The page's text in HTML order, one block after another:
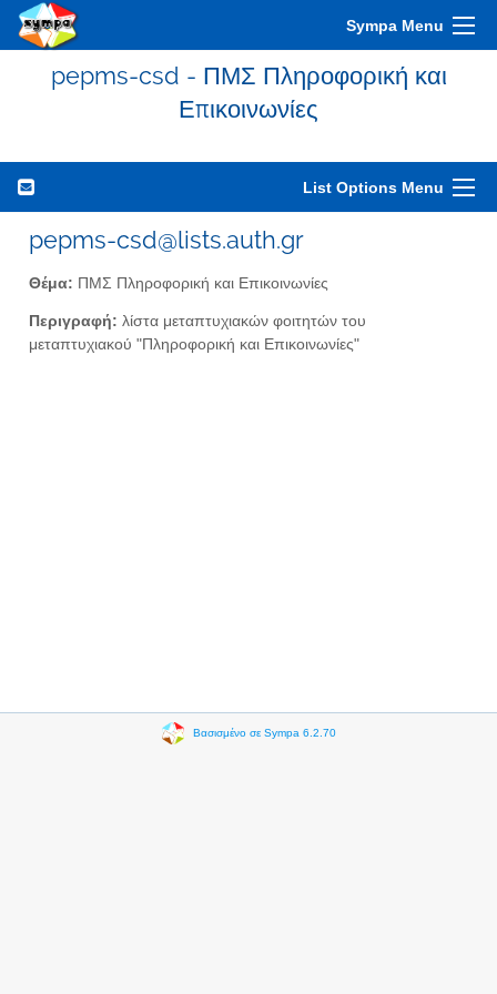
Sympa Menu
pepms-csd - ΠΜΣ Πληροφορική και
Επικοινωνίες
List Options Menu
pepms-csd@lists.auth.gr
Θέμα: ΠΜΣ Πληροφορική και Επικοινωνίες
Περιγραφή: λίστα μεταπτυχιακών φοιτητών του
μεταπτυχιακού "Πληροφορική και Επικοινωνίες"
Βασισμένο σε Sympa 6.2.70